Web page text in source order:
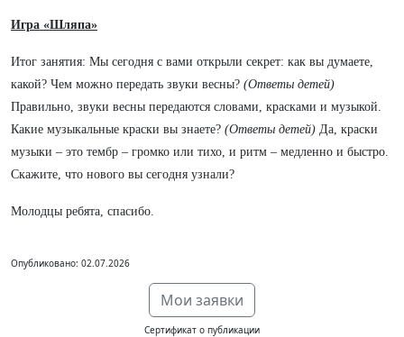
Игра «Шляпа»
Итог занятия: Мы сегодня с вами открыли секрет: как вы думаете,
какой? Чем можно передать звуки весны? (Ответы детей)
Правильно, звуки весны передаются словами, красками и музыкой.
Какие музыкальные краски вы знаете? (Ответы детей) Да, краски
музыки – это тембр – громко или тихо, и ритм – медленно и быстро.
Скажите, что нового вы сегодня узнали?
Молодцы ребята, спасибо.
Опубликовано: 02.07.2026
Мои заявки
Сертификат о публикации